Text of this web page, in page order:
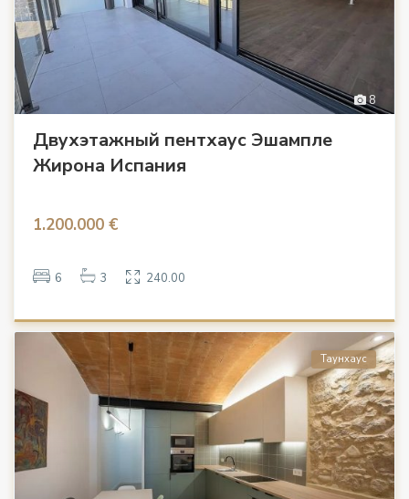
8
Двухэтажный пентхаус Эшампле
Жирона Испания
1.200.000 €
6 3 240.00
Таунхаус